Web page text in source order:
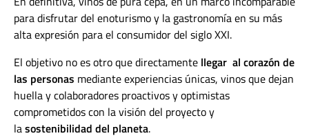
para disfrutar del enoturismo y la gastronomía en su más
alta expresión para el consumidor del siglo XXI.
El objetivo no es otro que directamente llegar al corazón de
las personas mediante experiencias únicas, vinos que dejan
huella y colaboradores proactivos y optimistas
comprometidos con la visión del proyecto y
lasostenibilidad del planeta.